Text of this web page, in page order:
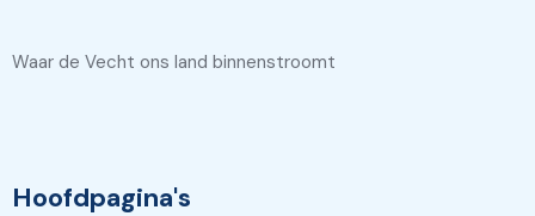
Waar de Vecht ons land binnenstroomt
Hoofdpagina's